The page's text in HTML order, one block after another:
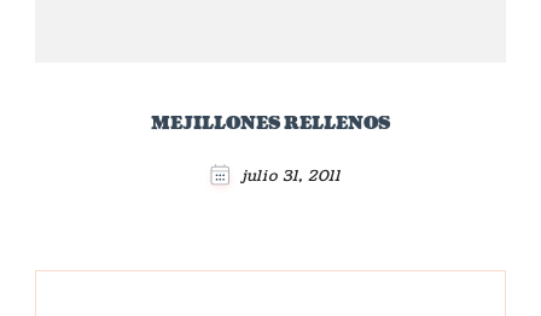
MEJILLONES RELLENOS
julio 31, 2011